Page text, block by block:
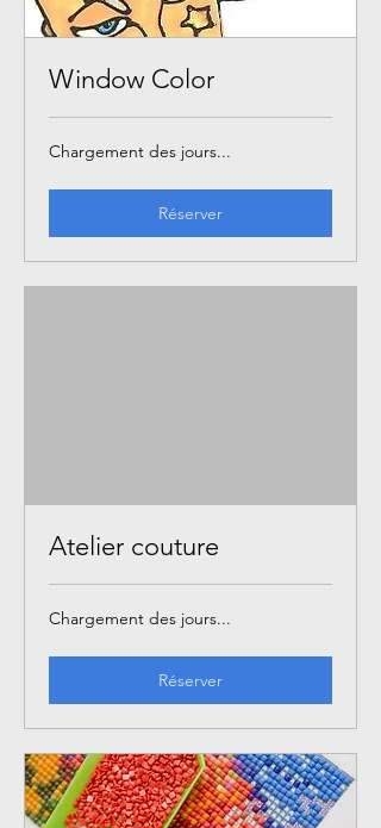
Window Color
Chargement des jours...
Réserver
Atelier couture
Chargement des jours...
Réserver